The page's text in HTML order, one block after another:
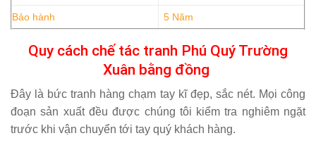
Bảo hành 5 Năm
Quy cách chế tác tranh Phú Quý Trường
Xuân bằng đồng
Đây là bức tranh hàng chạm tay kĩ đẹp, sắc nét. Mọi công
đoạn sản xuất đều được chúng tôi kiểm tra nghiêm ngặt
trước khi vận chuyển tới tay quý khách hàng.